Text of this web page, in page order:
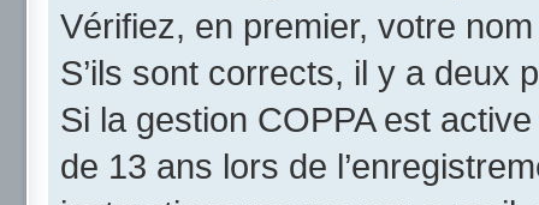
Vérifiez, en premier, votre
S’ils sont corrects, il y a deux
Si la gestion COPPA est
de 13 ans lors de